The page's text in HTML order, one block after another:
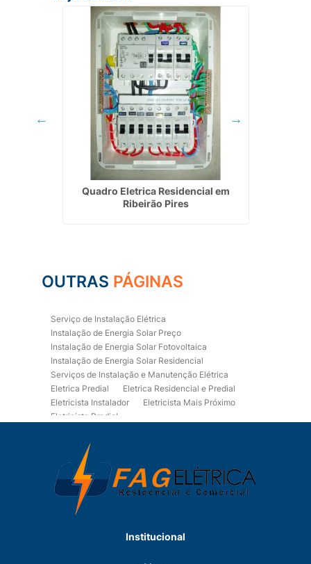
Quadro Eletrica Residencial em
Ribeirão Pires
OUTRAS PÁGINAS
Serviço de Instalação Elétrica
Instalação de Energia Solar Preço
Instalação de Energia Solar Fotovoltaica
Instalação de Energia Solar Residencial
Serviços de Instalação e Manutenção Elétrica
Eletrica Predial
Eletrica Residencial e Predial
Eletricista Instalador
Eletricista Mais Próximo
Eletricista Predial
Eletricista Residencial
Eletricista Residencial E Predial
Eletricistas de Manutenção
Empresa de Instalações Elétricas
Empresa de Manutenção Eletrica
Empresa de Prestação de Serviços Eletricos
Fiação para Instalação Eletrica Residencial
Institucional